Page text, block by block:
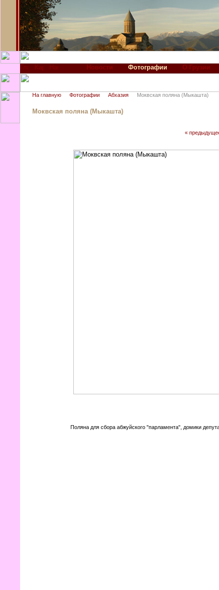
Новости Фотографии О Грузии
На главную Фотографии Абхазия Моквская поляна (Мыкашта)
Моквская поляна (Мыкашта)
«
Поляна для сбора абжуйского "парламента", домики